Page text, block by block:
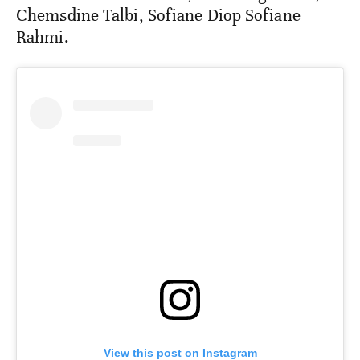
Chemsdine Talbi, Sofiane Diop Sofiane
Rahmi.
View this post on Instagram